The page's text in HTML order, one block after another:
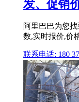
发、促销
阿里巴巴为您
数,实时报价,价
联系电话: 180